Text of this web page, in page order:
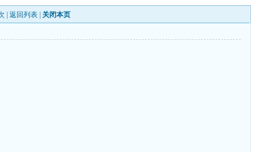
|返回列表 关闭本页